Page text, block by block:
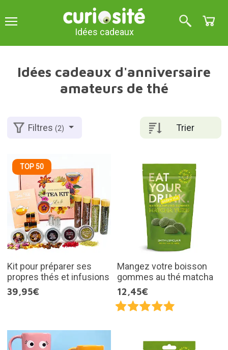
Idées cadeaux
Idées cadeaux d'anniversaire
amateurs de thé
Trier
Filtres(2)
TOP 50
Kit pour préparer ses
propres thés et infusions
39,95€
Mangez votre boisson
gommes au thé matcha
12,45€